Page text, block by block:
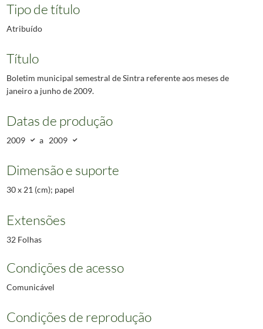
Tipo de título
Atribuído
Título
Boletim municipal semestral de Sintra referente aos meses de
janeiro a junho de 2009.
Datas de produção
2009 a 2009
Dimensão e suporte
30 x 21 (cm); papel
Extensões
32 Folhas
Condições de acesso
Comunicável
Condições de reprodução